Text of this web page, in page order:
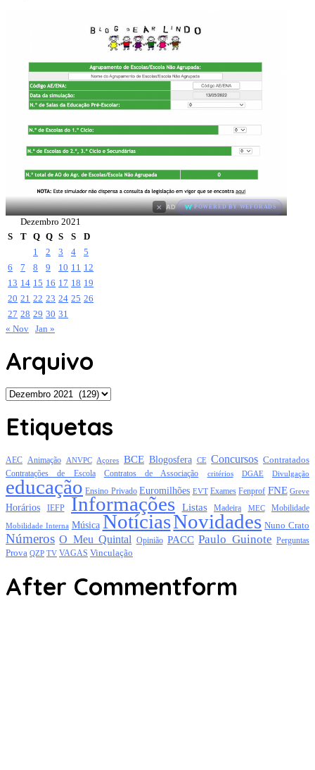
× AD POWERED BY WEFORADS
Dezembro 2021
S
T Q Q S S
D
1
2 3 4
5
6
7 8 9 10 11 12
13 14 15 16 17 18 19
20 21 22 23 24 25 26
27 28 29 30 31
« Nov Jan »
Arquivo
Arquivo
Etiquetas
AEC Animação ANVPC Açores BCE Blogosfera CE Concursos Contratados
Contratações de Escola Contratos de Associação critérios DGAE Divulgação
educação Ensino Privado Euromilhões EVT Exames Fenprof FNE Greve
Horários IEFP Informações Listas Madeira MEC Mobilidade
Mobilidade Interna Música NotíciasNovidades Nuno Crato
Números O Meu Quintal Opinião PACC Paulo Guinote Perguntas
Prova QZP TV VAGAS Vinculação
After Commentform